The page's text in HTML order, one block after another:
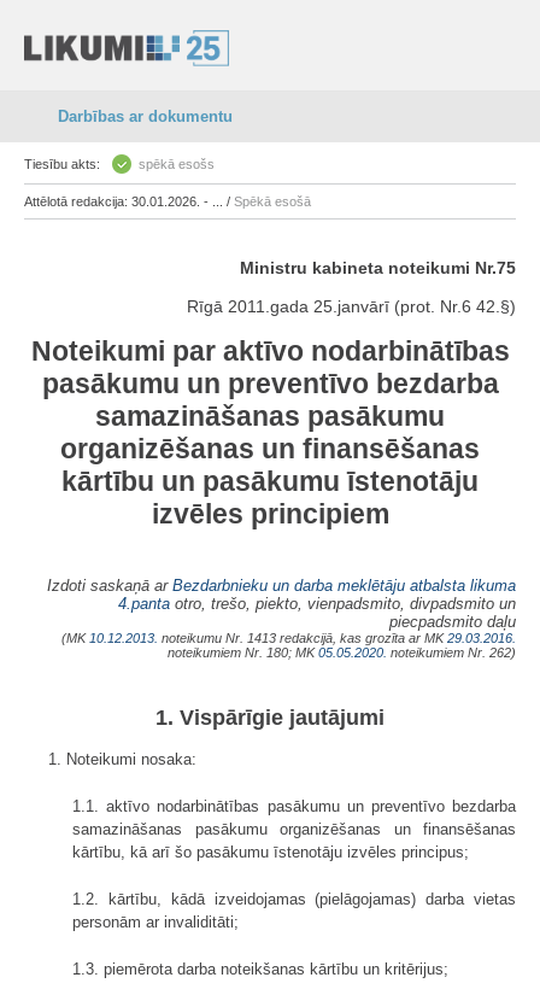
Darbības ar dokumentu
Tiesību akts: spēkā esošs
Attēlotā redakcija: 30.01.2026. - ... / Spēkā esošā
Ministru kabineta noteikumi Nr.75
Rīgā 2011.gada 25.janvārī (prot. Nr.6 42.§)
Noteikumi par aktīvo nodarbinātības
pasākumu un preventīvo bezdarba
samazināšanas pasākumu
organizēšanas un finansēšanas
kārtību un pasākumu īstenotāju
izvēles principiem
Izdoti saskaņā ar Bezdarbnieku un darba meklētāju atbalsta likuma
4.panta otro, trešo, piekto, vienpadsmito, divpadsmito un
piecpadsmito daļu
(MK 10.12.2013. noteikumu Nr. 1413 redakcijā, kas grozīta ar MK29.03.2016.
noteikumiem Nr. 180; MK05.05.2020. noteikumiem Nr. 262)
1. Vispārīgie jautājumi
1. Noteikumi nosaka:
1.1. aktīvo nodarbinātības pasākumu un preventīvo bezdarba
samazināšanas pasākumu organizēšanas un finansēšanas
kārtību, kā arī šo pasākumu īstenotāju izvēles principus;
1.2. kārtību, kādā izveidojamas (pielāgojamas) darba vietas
personām ar invaliditāti;
1.3. piemērota darba noteikšanas kārtību un kritērijus;